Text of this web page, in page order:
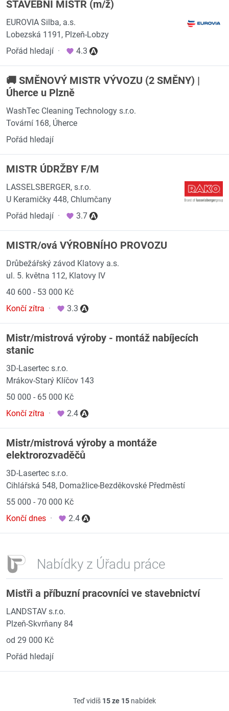
STAVEBNÍ MISTR (m/ž)
EUROVIA Silba, a.s.
Lobezská 1191, Plzeň-Lobzy
Pořád hledají · 4.3
🚚 SMĚNOVÝ MISTR VÝVOZU (2 SMĚNY) |
Úherce u Plzně
WashTec Cleaning Technology s.r.o.
Tovární 168, Úherce
Pořád hledají
MISTR ÚDRŽBY F/M
LASSELSBERGER, s.r.o.
U Keramičky 448, Chlumčany
Pořád hledají · 3.7
MISTR/ová VÝROBNÍHO PROVOZU
Drůbežářský závod Klatovy a.s.
ul. 5. května 112, Klatovy IV
40 600 - 53 000 Kč
Končí zítra · 3.3
Mistr/mistrová výroby - montáž nabíjecích
stanic
3D-Lasertec s.r.o.
Mrákov-Starý Klíčov 143
50 000 - 65 000 Kč
Končí zítra · 2.4
Mistr/mistrová výroby a montáže
elektrorozvaděčů
3D-Lasertec s.r.o.
Cihlářská 548, Domažlice-Bezděkovské Předměstí
55 000 - 70 000 Kč
Končí dnes · 2.4
Nabídky z Úřadu práce
Mistři a příbuzní pracovníci ve stavebnictví
LANDSTAV s.r.o.
Plzeň-Skvrňany 84
od 29 000 Kč
Pořád hledají
Teď vidíš 15 ze 15 nabídek